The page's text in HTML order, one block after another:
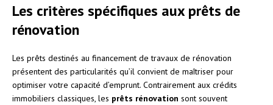
Les critères spécifiques aux prêts de
rénovation
Les prêts destinés au financement de travaux de rénovation
présentent des particularités qu’il convient de maîtriser pour
optimiser votre capacité d’emprunt. Contrairement aux crédits
immobiliers classiques, les prêts rénovation sont souvent